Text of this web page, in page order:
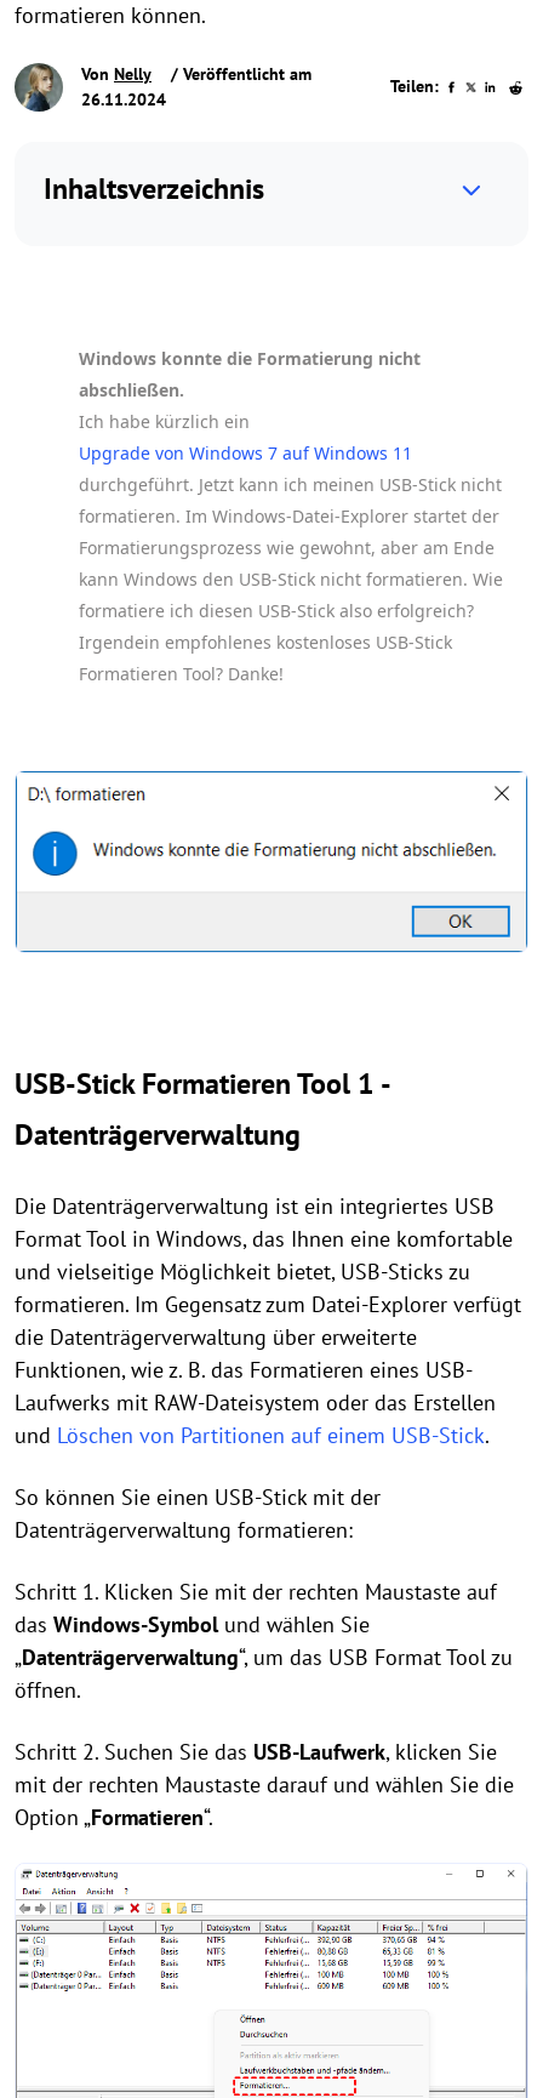
formatieren können.
Von Nelly
/ Veröffentlicht am
26.11.2024
Teilen:
Inhaltsverzeichnis
Windows konnte die Formatierung nicht
abschließen.
Ich habe kürzlich ein
Upgrade von Windows 7 auf Windows 11
durchgeführt. Jetzt kann ich meinen USB-Stick nicht
formatieren. Im Windows-Datei-Explorer startet der
Formatierungsprozess wie gewohnt, aber am Ende
kann Windows den USB-Stick nicht formatieren. Wie
formatiere ich diesen USB-Stick also erfolgreich?
Irgendein empfohlenes kostenloses USB-Stick
Formatieren Tool? Danke!
USB-Stick Formatieren Tool 1 -
Datenträgerverwaltung
Die Datenträgerverwaltung ist ein integriertes USB
Format Tool in Windows, das Ihnen eine komfortable
und vielseitige Möglichkeit bietet, USB-Sticks zu
formatieren. Im Gegensatz zum Datei-Explorer verfügt
die Datenträgerverwaltung über erweiterte
Funktionen, wie z. B. das Formatieren eines USB-
Laufwerks mit RAW-Dateisystem oder das Erstellen
und Löschen von Partitionen auf einem USB-Stick.
So können Sie einen USB-Stick mit der
Datenträgerverwaltung formatieren:
Schritt 1. Klicken Sie mit der rechten Maustaste auf
das Windows-Symbolund wählen Sie
„Datenträgerverwaltung“, um das USB Format Tool zu
öffnen.
Schritt 2. Suchen Sie das USB-Laufwerk, klicken Sie
mit der rechten Maustaste darauf und wählen Sie die
Option „Formatieren“.